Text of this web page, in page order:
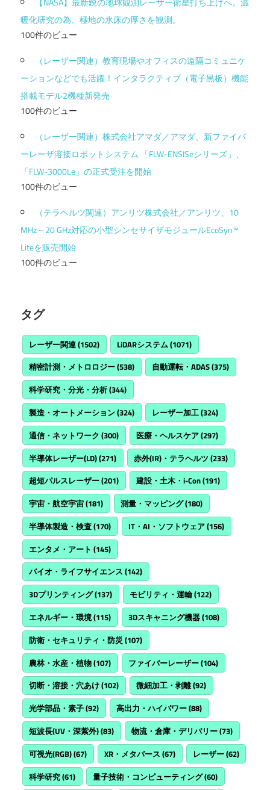
暖化研究の為、極地の氷床の厚さを観測。
100件のビュー
（レーザー関連）教育現場やオフィスの遠隔コミュニケ
ーションなどでも活躍！インタラクティブ（電子黒板）機能
搭載モデル2機種新発売
100件のビュー
（レーザー関連）株式会社アマダ／アマダ、新ファイバ
ーレーザ溶接ロボットシステム 「FLW-ENSISeシリーズ」、
「FLW-3000Le」の正式受注を開始
100件のビュー
（テラヘルツ関連）アンリツ株式会社／アンリツ、10
MHz～20 GHz対応の小型シンセサイザモジュールEcoSyn™
Liteを販売開始
100件のビュー
タグ
レーザー関連(1502) LiDARシステム(1071)
精密計測・メトロロジー(538) 自動運転・ADAS(375)
科学研究・分光・分析(344)
製造・オートメーション(324) レーザー加工(324)
通信・ネットワーク (300) 医療・ヘルスケア(297)
半導体レーザー(LD)(271) 赤外(IR)・テラヘルツ (233)
超短パルスレーザー(201) 建設・土木・i-Con(191)
宇宙・航空宇宙(181) 測量・マッピング(180)
半導体製造・検査(170) IT・AI・ソフトウェア(156)
エンタメ・アート (145)
バイオ・ライフサイエンス (142)
3Dプリンティング(137) モビリティ・運輸(122)
エネルギー・環境(115) 3Dスキャニング機器(108)
防衛・セキュリティ・防災 (107)
農林・水産・植物(107) ファイバーレーザー(104)
切断・溶接・穴あけ(102) 微細加工・剥離(92)
光学部品・素子(92) 高出力・ハイパワー(88)
短波長(UV・深紫外)(83) 物流・倉庫・デリバリー(73)
可視光(RGB)(67) XR・メタバース (67) レーザー(62)
科学研究(61) 量子技術・コンピューティング(60)